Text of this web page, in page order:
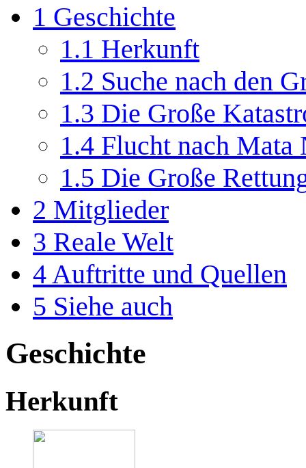
1 Geschichte
1.1 Herkunft
1.2 Suche nach den
1.3 Die Große
1.4 Flucht nach Mata
1.5 Die Große
2 Mitglieder
3 Reale Welt
4 Auftritte und Quellen
5 Siehe auch
Geschichte
Herkunft